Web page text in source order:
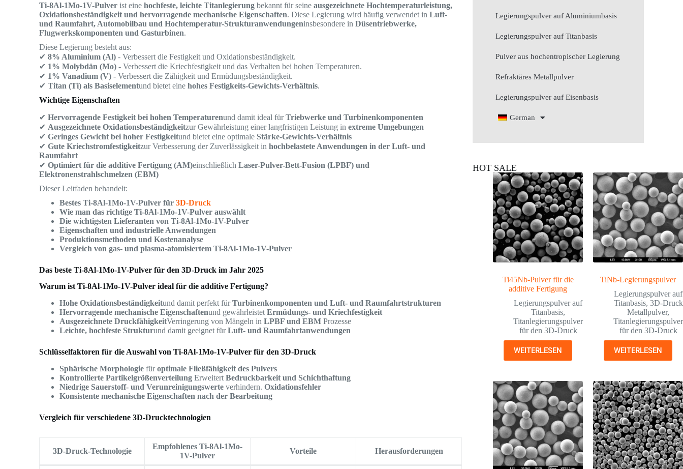
Ti-8Al-1Mo-1V-Pulver ist einehochfeste, leichte Titanlegierung bekannt für seineausgezeichnete Hochtemperaturleistung,
Oxidationsbeständigkeit und hervorragende mechanische Eigenschaften. Diese Legierung wird häufig verwendet inLuft-
und Raumfahrt, Automobilbau und Hochtemperatur-Strukturanwendungeninsbesondere inDüsentriebwerke,
Flugwerkskomponenten und Gasturbinen.
Diese Legierung besteht aus:
✔8% Aluminium (Al) - Verbessert die Festigkeit und Oxidationsbeständigkeit.
✔ 1% Molybdän (Mo) - Verbessert die Kriechfestigkeit und das Verhalten bei hohen Temperaturen.
✔ 1% Vanadium (V) - Verbessert die Zähigkeit und Ermüdungsbeständigkeit.
✔Titan (Ti) als Basiselementund bietet einehohes Festigkeits-Gewichts-Verhältnis.
Wichtige Eigenschaften
✔Hervorragende Festigkeit bei hohen Temperaturenund damit ideal fürTriebwerke und Turbinenkomponenten
✔ Ausgezeichnete Oxidationsbeständigkeitzur Gewährleistung einer langfristigen Leistung inextreme Umgebungen
✔Geringes Gewicht bei hoher Festigkeitund bietet eine optimale Stärke-Gewichts-Verhältnis
✔Gute Kriechstromfestigkeitzur Verbesserung der Zuverlässigkeit inhochbelastete Anwendungen in der Luft- und
Raumfahrt
✔Optimiert für die additive Fertigung (AM)einschließlichLaser-Pulver-Bett-Fusion (LPBF) und
Elektronenstrahlschmelzen (EBM)
Dieser Leitfaden behandelt:
Bestes Ti-8Al-1Mo-1V-Pulver für3D-Druck
Wie man das richtige Ti-8Al-1Mo-1V-Pulver auswählt
Die wichtigsten Lieferanten von Ti-8Al-1Mo-1V-Pulver
Eigenschaften und industrielle Anwendungen
Produktionsmethoden und Kostenanalyse
Vergleich von gas- und plasma-atomisiertem Ti-8Al-1Mo-1V-Pulver
Das beste Ti-8Al-1Mo-1V-Pulver für den 3D-Druck im Jahr 2025
Warum ist Ti-8Al-1Mo-1V-Pulver ideal für die additive Fertigung?
Hohe Oxidationsbeständigkeitund damit perfekt fürTurbinenkomponenten und Luft- und Raumfahrtstrukturen
Hervorragende mechanische Eigenschaftenund gewährleistetErmüdungs- und Kriechfestigkeit
Ausgezeichnete DruckfähigkeitVerringerung von Mängeln inLPBF und EBM Prozesse
Leichte, hochfeste Strukturund damit geeignet fürLuft- und Raumfahrtanwendungen
Schlüsselfaktoren für die Auswahl von Ti-8Al-1Mo-1V-Pulver für den 3D-Druck
Sphärische Morphologie füroptimale Fließfähigkeit des Pulvers
Kontrollierte Partikelgrößenverteilung ErweitertBedruckbarkeit und Schichthaftung
Niedrige Sauerstoff- und Verunreinigungswerte verhindern.Oxidationsfehler
Konsistente mechanische Eigenschaften nach der Bearbeitung
Vergleich für verschiedene 3D-Drucktechnologien
3D-Druck-Technologie
Empfohlenes Ti-8Al-1Mo-
1V-Pulver
Vorteile Herausforderungen
Legierungspulver auf Aluminiumbasis
Legierungspulver auf Titanbasis
Pulver aus hochentropischer Legierung
Refraktäres Metallpulver
Legierungspulver auf Eisenbasis
German
HOT SALE
Ti45Nb-Pulver für die
additive Fertigung
Legierungspulver auf
Titanbasis,
Titanlegierungspulver
für den 3D-Druck
WEITERLESEN
TiNb-Legierungspulver
Legierungspulver auf
Titanbasis, 3D-Druck
Metallpulver,
Titanlegierungspulver
für den 3D-Druck
WEITERLESEN